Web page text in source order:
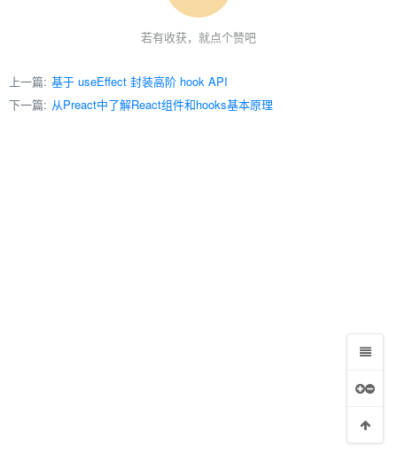
若有收获，就点个赞吧
上一篇: 基于 useEffect 封装高阶 hook API
下一篇: 从Preact中了解React组件和hooks基本原理